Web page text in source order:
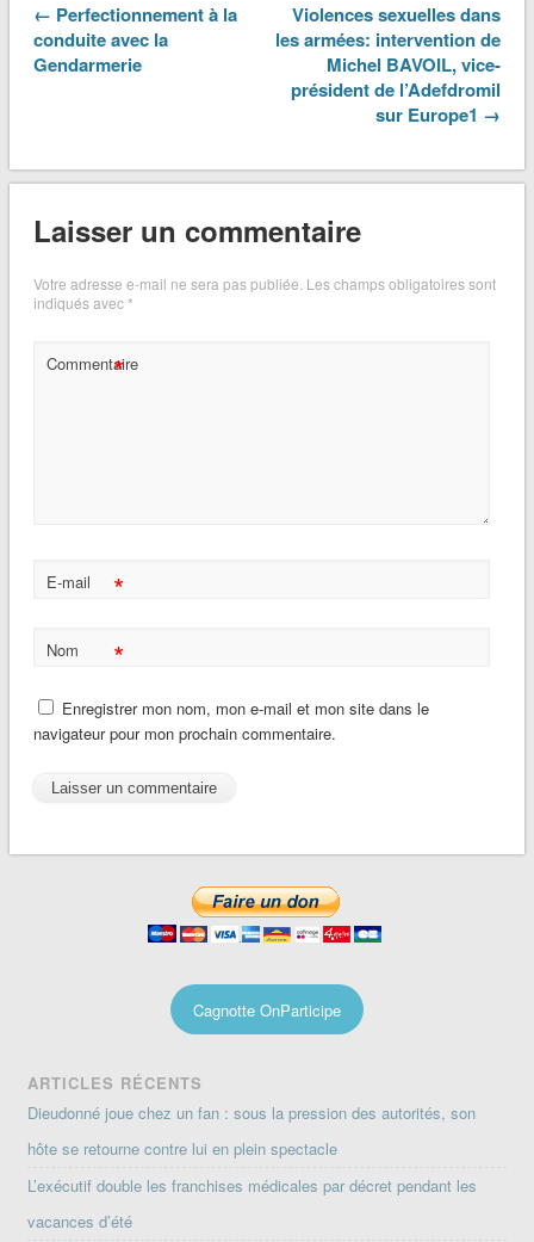
← Perfectionnement à la
conduite avec la
Gendarmerie
Violences sexuelles dans
les armées: intervention de
Michel BAVOIL, vice-
président de l’Adefdromil
sur Europe1 →
Laisser un commentaire
Votre adresse e-mail ne sera pas publiée. Les champs obligatoires sont
indiqués avec*
Commentaire
*
E-mail *
Nom *
Enregistrer mon nom, mon e-mail et mon site dans le
navigateur pour mon prochain commentaire.
Cagnotte OnParticipe
ARTICLES RÉCENTS
Dieudonné joue chez un fan : sous la pression des autorités, son
hôte se retourne contre lui en plein spectacle
L’exécutif double les franchises médicales par décret pendant les
vacances d’été